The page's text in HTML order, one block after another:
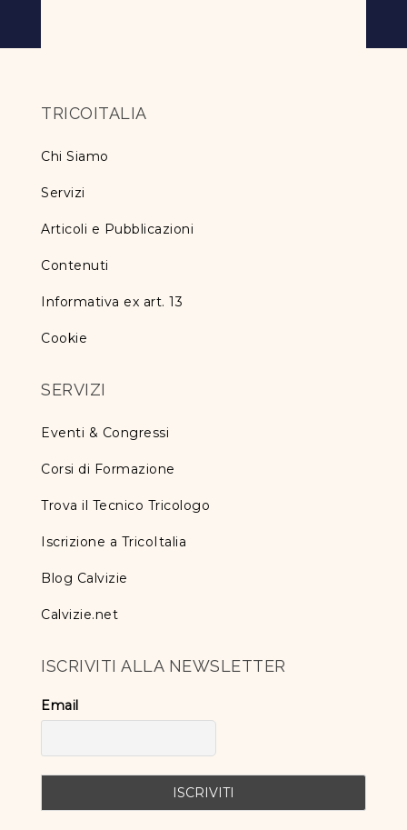
TRICOITALIA
Chi Siamo
Servizi
Articoli e Pubblicazioni
Contenuti
Informativa ex art. 13
Cookie
SERVIZI
Eventi & Congressi
Corsi di Formazione
Trova il Tecnico Tricologo
Iscrizione a TricoItalia
Blog Calvizie
Calvizie.net
ISCRIVITI ALLA NEWSLETTER
Email